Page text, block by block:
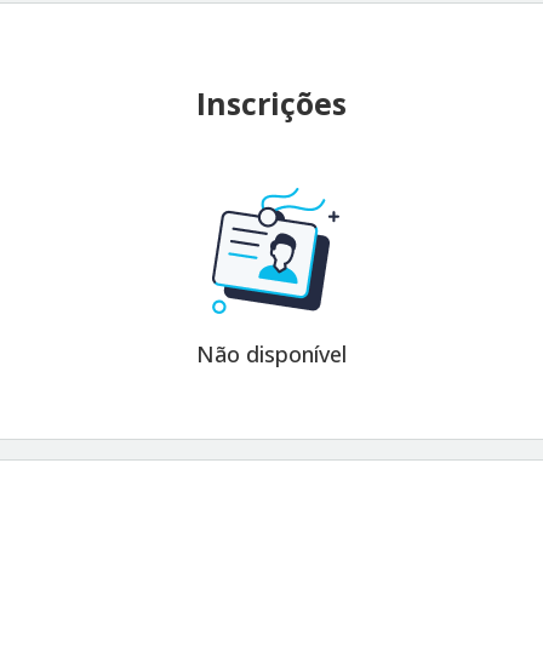
Inscrições
Não disponível